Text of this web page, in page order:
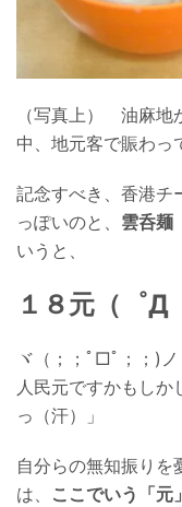
（写真上） 油麻地
中、地元客で賑わっ
記念すべき、香港チ
っぽいのと、 雲呑麺
いうと、
１８元（゜Д
ヾ（；；ﾟ□ﾟ；；)
人民元ですかもしか
っ（汗）」
自分らの無知振りを
は、 ここでいう「元